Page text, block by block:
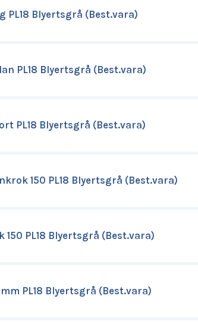
PL18 Blyertsgrå (Best.vara)
PL18 Blyertsgrå (Best.vara)
PL18 Blyertsgrå (Best.vara)
150 PL18 Blyertsgrå (Best.vara)
150 PL18 Blyertsgrå (Best.vara)
PL18 Blyertsgrå (Best.vara)